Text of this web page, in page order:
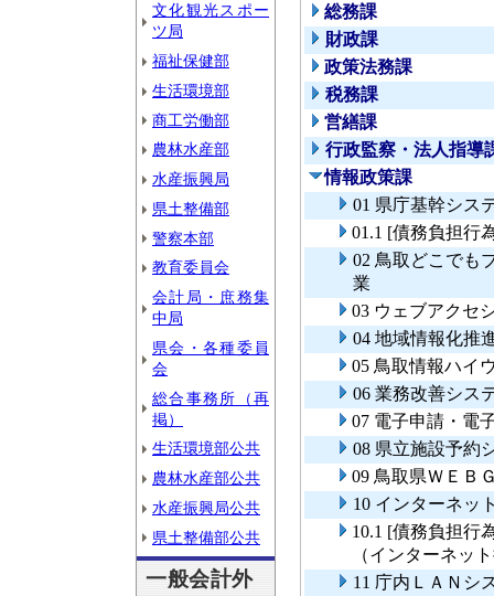
文化観光スポー
ツ局
福祉保健部
生活環境部
商工労働部
農林水産部
水産振興局
県土整備部
警察本部
教育委員会
会計局・庶務集
中局
県会・各種委員
会
総合事務所（再
掲）
生活環境部公共
農林水産部公共
水産振興局公共
県土整備部公共
一般会計外
総務課
財政課
政策法務課
税務課
営繕課
行政監察・法人指導
情報政策課
01 県庁基幹シス
01.1 [債務負担行
02 鳥取どこでも
業
03 ウェブアクセ
04 地域情報化推
05 鳥取情報ハイ
06 業務改善シス
07 電子申請・電
08 県立施設予約
09 鳥取県ＷＥＢ
10 インターネッ
10.1 [債務負担行
（インターネッ
11 庁内ＬＡＮシ